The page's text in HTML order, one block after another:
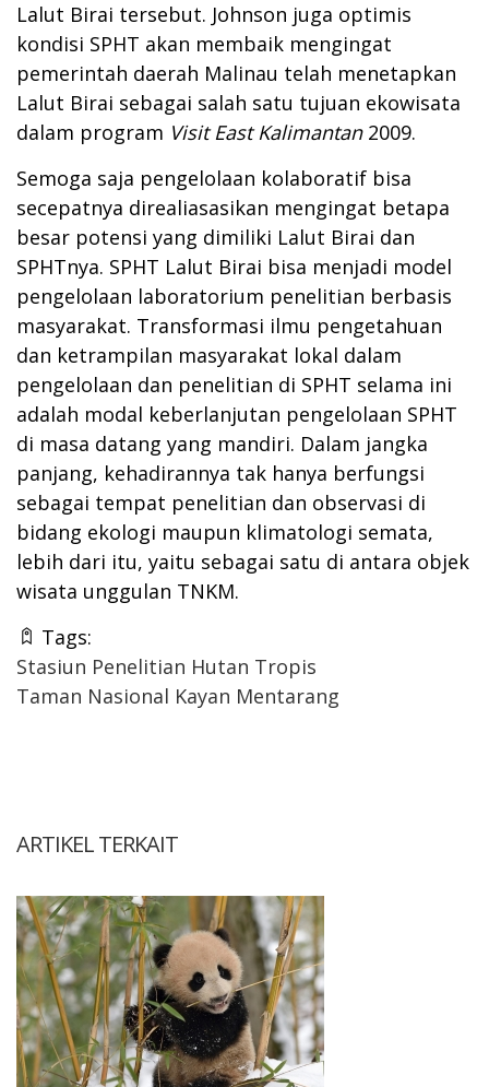
Lalut Birai tersebut. Johnson juga optimis
kondisi SPHT akan membaik mengingat
pemerintah daerah Malinau telah menetapkan
Lalut Birai sebagai salah satu tujuan ekowisata
dalam program Visit East Kalimantan2009.
Semoga saja pengelolaan kolaboratif bisa
secepatnya direaliasasikan mengingat betapa
besar potensi yang dimiliki Lalut Birai dan
SPHTnya. SPHT Lalut Birai bisa menjadi model
pengelolaan laboratorium penelitian berbasis
masyarakat. Transformasi ilmu pengetahuan
dan ketrampilan masyarakat lokal dalam
pengelolaan dan penelitian di SPHT selama ini
adalah modal keberlanjutan pengelolaan SPHT
di masa datang yang mandiri. Dalam jangka
panjang, kehadirannya tak hanya berfungsi
sebagai tempat penelitian dan observasi di
bidang ekologi maupun klimatologi semata,
lebih dari itu, yaitu sebagai satu di antara objek
wisata unggulan TNKM.
Tags:
Stasiun Penelitian Hutan Tropis
Taman Nasional Kayan Mentarang
ARTIKEL TERKAIT